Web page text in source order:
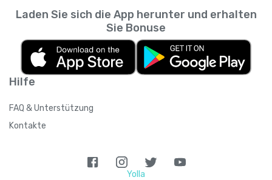
Hilfe
FAQ & Unterstützung
Kontakte
Laden Sie sich die App herunter und erhalten
Sie Bonuse
Yolla